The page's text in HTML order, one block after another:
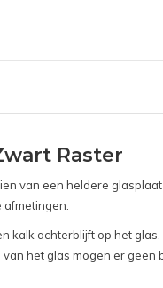
Raster
van een heldere
kalk achterblijft op het
het glas mogen er